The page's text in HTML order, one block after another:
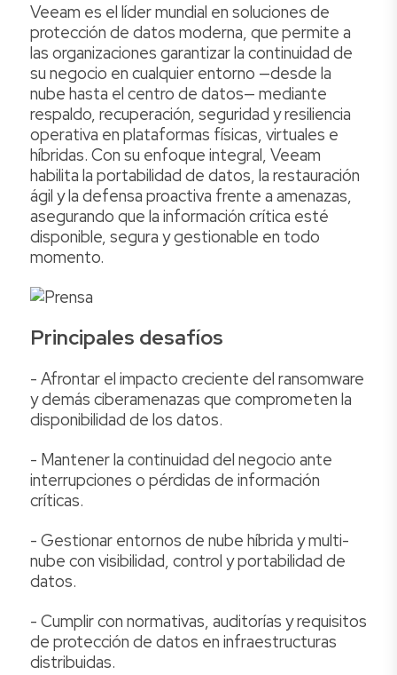
Veeam es el líder mundial en soluciones de
protección de datos moderna, que permite a
las organizaciones garantizar la continuidad de
su negocio en cualquier entorno —desde la
nube hasta el centro de datos— mediante
respaldo, recuperación, seguridad y resiliencia
operativa en plataformas físicas, virtuales e
híbridas. Con su enfoque integral, Veeam
habilita la portabilidad de datos, la restauración
ágil y la defensa proactiva frente a amenazas,
asegurando que la información crítica esté
disponible, segura y gestionable en todo
momento.
Principales desafíos
- Afrontar el impacto creciente del ransomware
y demás ciberamenazas que comprometen la
disponibilidad de los datos.
- Mantener la continuidad del negocio ante
interrupciones o pérdidas de información
críticas.
- Gestionar entornos de nube híbrida y multi­
nube con visibilidad, control y portabilidad de
datos.
- Cumplir con normativas, auditorías y requisitos
de protección de datos en infraestructuras
distribuidas.